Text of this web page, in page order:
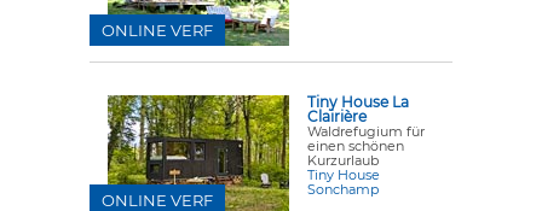
ONLINE VERF
Tiny House La
Clairière
Waldrefugium für
einen schönen
Kurzurlaub
Tiny House
Sonchamp
ONLINE VERF